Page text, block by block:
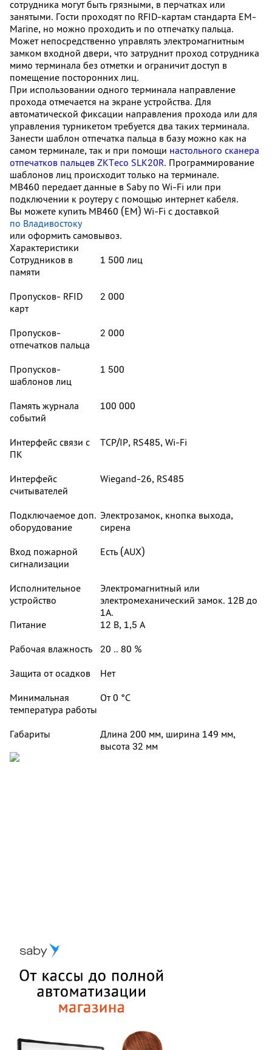
сотрудника могут быть грязными, в перчатках или
занятыми. Гости проходят по RFID-картам стандарта EM-
Marine, но можно проходить и по отпечатку пальца.
Может непосредственно управлять электромагнитным
замком входной двери, что затруднит проход сотрудника
мимо терминала без отметки и ограничит доступ в
помещение посторонних лиц.
При использовании одного терминала направление
прохода отмечается на экране устройства. Для
автоматической фиксации направления прохода или для
управления турникетом требуется два таких терминала.
Занести шаблон отпечатка пальца в базу можно как на
самом терминале, так и при помощи настольного сканера
отпечатков пальцев ZKTeco SLK20R. Программирование
шаблонов лиц происходит только на терминале.
MB460 передает данные в Saby по Wi-Fi или при
подключении к роутеру с помощью интернет кабеля.
Вы можете купить MB460 (EM) Wi-Fi с доставкой
по Владивостоку
или оформить самовывоз.
Характеристики
Сотрудников в
памяти
1 500 лиц
Пропусков- RFID
карт
2 000
Пропусков-
отпечатков пальца
2 000
Пропусков-
шаблонов лиц
1 500
Память журнала
событий
100 000
Интерфейс связи с
ПК
TCP/IP, RS485, Wi-Fi
Интерфейс
считывателей
Wiegand-26, RS485
Подключаемое доп.
оборудование
Электрозамок, кнопка выхода,
сирена
Вход пожарной
сигнализации
Есть (AUX)
Исполнительное
устройство
Электромагнитный или
электромеханический замок. 12В до
1А.
Питание
12 В, 1,5 А
Рабочая влажность
20 .. 80 %
Защита от осадков
Нет
Минимальная
температура работы
От 0 °С
Габариты
Длина 200 мм, ширина 149 мм,
высота 32 мм